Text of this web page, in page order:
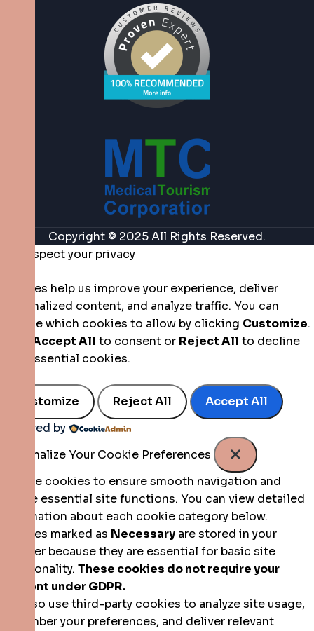
Copyright © 2025 All Rights Reserved.
We respect your privacy
Cookies help us improve your experience, deliver
personalized content, and analyze traffic. You can
choose which cookies to allow by clicking Customize.
Accept All to consent or Reject All to decline
non-essential cookies.
Customize Reject All
Accept All
Powered by
Personalize Your Cookie Preferences
We use cookies to ensure smooth navigation and
enable essential site functions. You can view detailed
information about each cookie category below.
Cookies marked as Necessary are stored in your
browser because they are essential for basic site
functionality. These cookies do not require your
consent under GDPR.
We also use third-party cookies to analyze site usage,
remember your preferences, and deliver relevant